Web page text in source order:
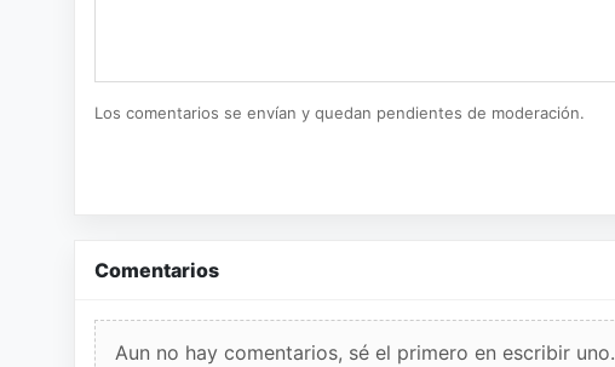
Los comentarios se envían y quedan pendientes de moderación.
Comentarios
Aun no hay comentarios, sé el primero en escribir uno.